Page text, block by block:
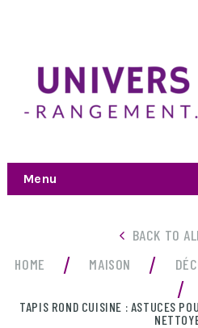
Menu
BACK TO
HOME
/ MAISON /
/
TAPIS ROND CUISINE : ASTUCES